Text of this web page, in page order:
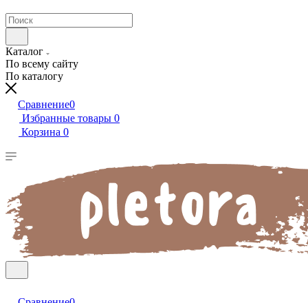
Каталог
По всему сайту
По каталогу
Сравнение0
Избранные товары 0
Корзина 0